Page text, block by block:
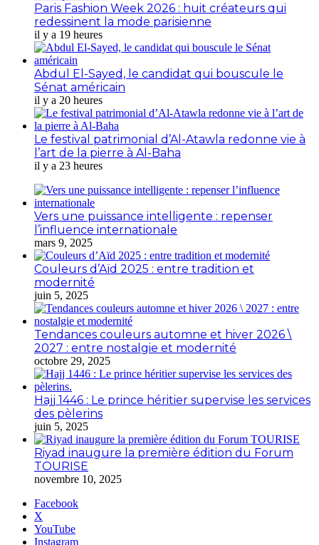
Paris Fashion Week 2026 : huit créateurs qui
redessinent la mode parisienne
il y a 19 heures
Abdul El-Sayed, le candidat qui bouscule le
Sénat américain
il y a 20 heures
Le festival patrimonial d’Al-Atawla redonne vie à
l’art de la pierre à Al-Baha
il y a 23 heures
Vers une puissance intelligente : repenser
l’influence internationale
mars 9, 2025
Couleurs d’Aïd 2025 : entre tradition et
modernité
juin 5, 2025
Tendances couleurs automne et hiver 2026 \
2027 : entre nostalgie et modernité
octobre 29, 2025
Hajj 1446 : Le prince héritier supervise les services
des pèlerins
juin 5, 2025
Riyad inaugure la première édition du Forum
TOURISE
novembre 10, 2025
Facebook
X
YouTube
Instagram